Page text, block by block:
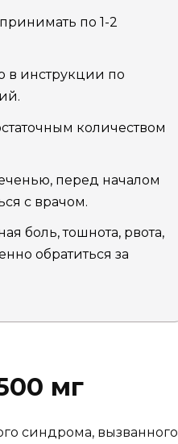
по 1-2
в инструкции по
количеством
перед началом
с врачом.
боль, тошнота, рвота,
обратиться за
мг
синдрома, вызванного